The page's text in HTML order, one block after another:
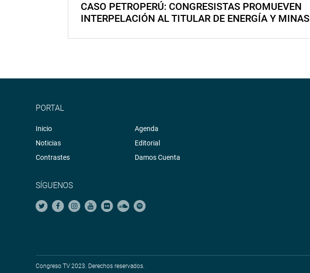
CASO PETROPERÚ: CONGRESISTAS PROMUEVEN
INTERPELACIÓN AL TITULAR DE ENERGÍA Y MINAS
PORTAL
Inicio
Noticias
Contrastes
Agenda
Editorial
Damos Cuenta
SÍGUENOS
Congreso TV 2023. Derechos reservados.